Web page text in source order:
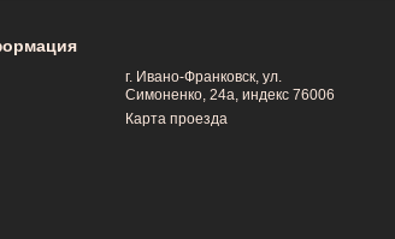
г. Ивано-Франковск, ул.
Симоненко, 24а, индекс 76006
Карта проезда